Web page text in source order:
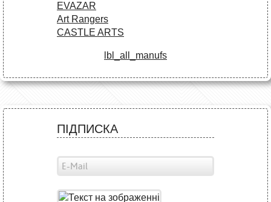
EVAZAR
Art Rangers
CASTLE ARTS
lbl_all_manufs
ПІДПИСКА